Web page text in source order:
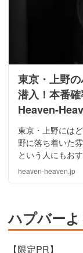
東京・上野
潜入！本番
Heaven-
東京・上野には
野に落ち着いた
という人にもお
め！カップルや
す。上野で人気
heaven-heaven.jp
ハプバー
【限定PR】